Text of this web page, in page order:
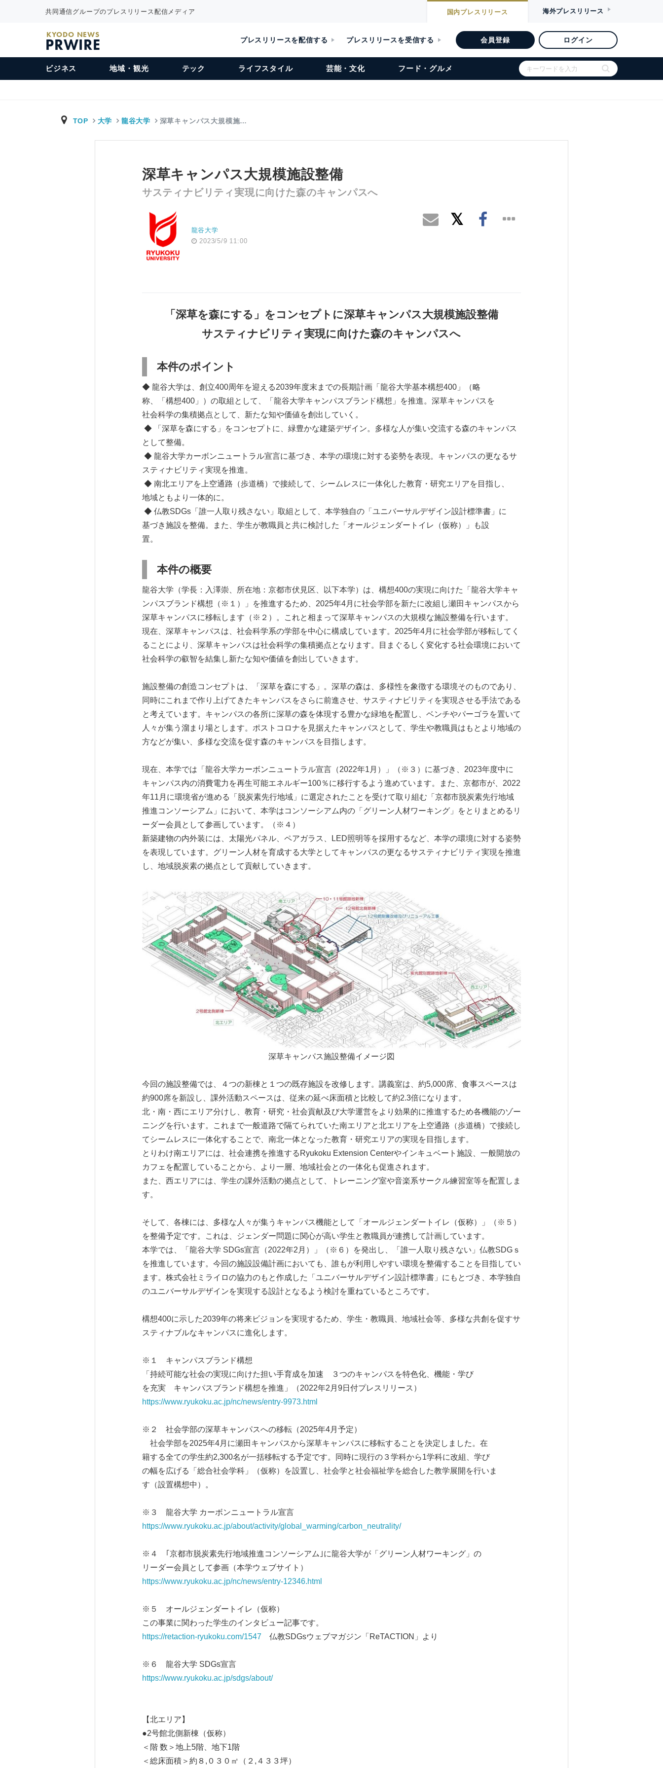
共同通信グループのプレスリリース配信メディア 国内プレスリリース 海外プレスリリース
KYODO NEWS
PRWIRE プレスリリースを配信する プレスリリースを受信する 会員登録 ログイン
ビジネス 地域・観光 テック ライフスタイル 芸能・文化 フード・グルメ
TOP 大学 龍谷大学 深草キャンパス大規模施…
深草キャンパス大規模施設整備
サスティナビリティ実現に向けた森のキャンパスへ
龍谷大学
2023/5/9 11:00
「深草を森にする」をコンセプトに深草キャンパス大規模施設整備
サスティナビリティ実現に向けた森のキャンパスへ
本件のポイント
◆ 龍谷大学は、創立400周年を迎える2039年度末までの長期計画「龍谷大学基本構想400」（略
称、「構想400」）の取組として、「龍谷大学キャンパスブランド構想」を推進。深草キャンパスを
社会科学の集積拠点として、新たな知や価値を創出していく。
◆ 「深草を森にする」をコンセプトに、緑豊かな建築デザイン。多様な人が集い交流する森のキャンパス
として整備。
◆ 龍谷大学カーボンニュートラル宣言に基づき、本学の環境に対する姿勢を表現。キャンパスの更なるサ
スティナビリティ実現を推進。
◆ 南北エリアを上空通路（歩道橋）で接続して、シームレスに一体化した教育・研究エリアを目指し、
地域ともより一体的に。
◆ 仏教SDGs「誰一人取り残さない」取組として、本学独自の「ユニバーサルデザイン設計標準書」に
基づき施設を整備。また、学生が教職員と共に検討した「オールジェンダートイレ（仮称）」も設
置。
本件の概要
龍谷大学（学長：入澤崇、所在地：京都市伏見区、以下本学）は、構想400の実現に向けた「龍谷大学キャ
ンパスブランド構想（※１）」を推進するため、2025年4月に社会学部を新たに改組し瀬田キャンパスから
深草キャンパスに移転します（※２）。これと相まって深草キャンパスの大規模な施設整備を行います。
現在、深草キャンパスは、社会科学系の学部を中心に構成しています。2025年4月に社会学部が移転してく
ることにより、深草キャンパスは社会科学の集積拠点となります。目まぐるしく変化する社会環境において
社会科学の叡智を結集し新たな知や価値を創出していきます。
施設整備の創造コンセプトは、「深草を森にする」。深草の森は、多様性を象徴する環境そのものであり、
同時にこれまで作り上げてきたキャンパスをさらに前進させ、サスティナビリティを実現させる手法である
と考えています。キャンパスの各所に深草の森を体現する豊かな緑地を配置し、ベンチやパーゴラを置いて
人々が集う溜まり場とします。ポストコロナを見据えたキャンパスとして、学生や教職員はもとより地域の
方などが集い、多様な交流を促す森のキャンパスを目指します。
現在、本学では「龍谷大学カーボンニュートラル宣言（2022年1月）」（※３）に基づき、2023年度中に
キャンパス内の消費電力を再生可能エネルギー100％に移行するよう進めています。また、京都市が、2022
年11月に環境省が進める「脱炭素先行地域」に選定されたことを受けて取り組む「京都市脱炭素先行地域
推進コンソーシアム」において、本学はコンソーシアム内の「グリーン人材ワーキング」をとりまとめるリ
ーダー会員として参画しています。（※４）
新築建物の内外装には、太陽光パネル、ペアガラス、LED照明等を採用するなど、本学の環境に対する姿勢
を表現しています。グリーン人材を育成する大学としてキャンパスの更なるサスティナビリティ実現を推進
し、地域脱炭素の拠点として貢献していきます。
深草キャンパス施設整備イメージ図
今回の施設整備では、４つの新棟と１つの既存施設を改修します。講義室は、約5,000席、食事スペースは
約900席を新設し、課外活動スペースは、従来の延べ床面積と比較して約2.3倍になります。
北・南・西にエリア分けし、教育・研究・社会貢献及び大学運営をより効果的に推進するため各機能のゾー
ニングを行います。これまで一般道路で隔てられていた南エリアと北エリアを上空通路（歩道橋）で接続し
てシームレスに一体化することで、南北一体となった教育・研究エリアの実現を目指します。
とりわけ南エリアには、社会連携を推進するRyukoku Extension Centerやインキュベート施設、一般開放の
カフェを配置していることから、より一層、地域社会との一体化も促進されます。
また、西エリアには、学生の課外活動の拠点として、トレーニング室や音楽系サークル練習室等を配置しま
す。
そして、各棟には、多様な人々が集うキャンパス機能として「オールジェンダートイレ（仮称）」（※５）
を整備予定です。これは、ジェンダー問題に関心が高い学生と教職員が連携して計画しています。
本学では、「龍谷大学 SDGs宣言（2022年2月）」（※６）を発出し、「誰一人取り残さない」仏教SDGｓ
を推進しています。今回の施設設備計画においても、誰もが利用しやすい環境を整備することを目指してい
ます。株式会社ミライロの協力のもと作成した「ユニバーサルデザイン設計標準書」にもとづき、本学独自
のユニバーサルデザインを実現する設計となるよう検討を重ねているところです。
構想400に示した2039年の将来ビジョンを実現するため、学生・教職員、地域社会等、多様な共創を促すサ
スティナブルなキャンパスに進化します。
※１ キャンパスブランド構想
「持続可能な社会の実現に向けた担い手育成を加速 ３つのキャンパスを特色化、機能・学び
を充実 キャンパスブランド構想を推進」（2022年2月9日付プレスリリース）
https://www.ryukoku.ac.jp/nc/news/entry-9973.html
※２ 社会学部の深草キャンパスへの移転（2025年4月予定）
社会学部を2025年4月に瀬田キャンパスから深草キャンパスに移転することを決定しました。在
籍する全ての学生約2,300名が一括移転する予定です。同時に現行の３学科から1学科に改組、学び
の幅を広げる「総合社会学科」（仮称）を設置し、社会学と社会福祉学を総合した教学展開を行いま
す（設置構想中）。
※３ 龍谷大学 カーボンニュートラル宣言
https://www.ryukoku.ac.jp/about/activity/global_warming/carbon_neutrality/
※４ ｢京都市脱炭素先行地域推進コンソーシアム｣に龍谷大学が「グリーン人材ワーキング」の
リーダー会員として参画（本学ウェブサイト）
https://www.ryukoku.ac.jp/nc/news/entry-12346.html
※５ オールジェンダートイレ（仮称）
この事業に関わった学生のインタビュー記事です。
https://retaction-ryukoku.com/1547 仏教SDGsウェブマガジン「ReTACTION」より
※６ 龍谷大学 SDGs宣言
https://www.ryukoku.ac.jp/sdgs/about/
【北エリア】
●2号館北側新棟（仮称）
＜階 数＞地上5階、地下1階
＜総床面積＞約８,０３０㎡（２,４３３坪）
Japanese
English